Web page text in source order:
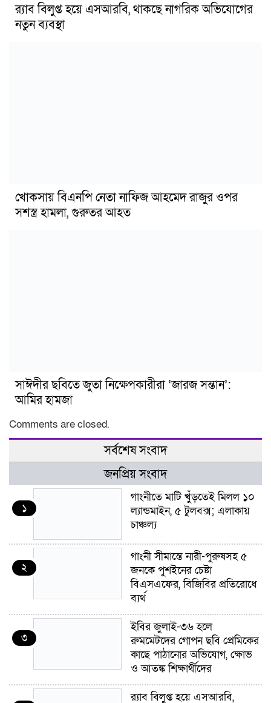
র‍্যাব বিলুপ্ত হয়ে এসআরবি, থাকছে নাগরিক অভিযোগের
নতুন ব্যবস্থা
খোকসায় বিএনপি নেতা নাফিজ আহমেদ রাজুর ওপর
সশস্ত্র হামলা, গুরুতর আহত
সাঈদীর ছবিতে জুতা নিক্ষেপকারীরা ‘জারজ সন্তান’:
আমির হামজা
Comments are closed.
সর্বশেষ সংবাদ
জনপ্রিয় সংবাদ
১
গাংনীতে মাটি খুঁড়তেই মিলল ১০
ল্যান্ডমাইন, ৫ টুলবক্স; এলাকায়
চাঞ্চল্য
২
গাংনী সীমান্তে নারী-পুরুষসহ ৫
জনকে পুশইনের চেষ্টা
বিএসএফের, বিজিবির প্রতিরোধে
ব্যর্থ
৩
ইবির জুলাই-৩৬ হলে
রুমমেটদের গোপন ছবি প্রেমিকের
কাছে পাঠানোর অভিযোগ, ক্ষোভ
ও আতঙ্ক শিক্ষার্থীদের
র‍্যাব বিলুপ্ত হয়ে এসআরবি,